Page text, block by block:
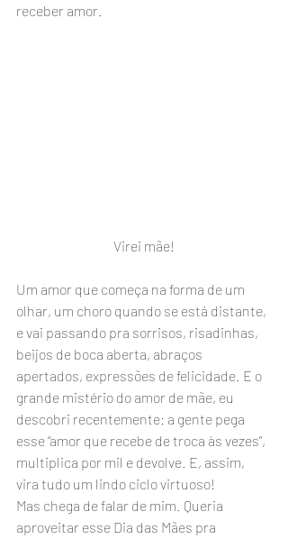
receber amor.
Virei mãe!
Um amor que começa na forma de um
olhar, um choro quando se está distante,
e vai passando pra sorrisos, risadinhas,
beijos de boca aberta, abraços
apertados, expressões de felicidade. E o
grande mistério do amor de mãe, eu
descobri recentemente: a gente pega
esse “amor que recebe de troca às vezes”,
multiplica por mil e devolve. E, assim,
vira tudo um lindo ciclo virtuoso!
Mas chega de falar de mim. Queria
aproveitar esse Dia das Mães pra